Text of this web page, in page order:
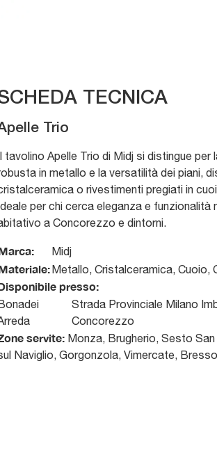
TECNICA
Trio
tavolino Apelle Trio di Midj si distingue per
in metallo e la versatilità dei piani,
o rivestimenti pregiati in
per chi cerca eleganza e funzionalità
a Concorezzo e dintorni.
Midj
Metallo, Cristalceramica, Cuoio,
presso:
Strada Provinciale Milano
Concorezzo
servite: Monza, Brugherio, Sesto
Naviglio, Gorgonzola, Vimercate,